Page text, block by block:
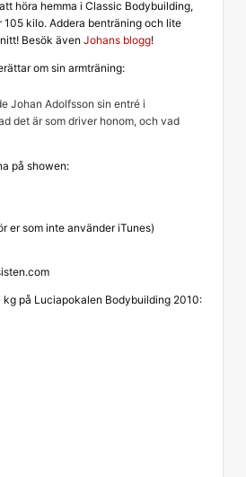
höra hemma i Classic Bodybuilding,
kilo. Addera benträning och lite
Besök även Johans blogg!
om sin armträning:
Johan Adolfsson sin entré i
det är som driver honom, och vad
på showen:
er som inte använder iTunes)
på Luciapokalen Bodybuilding 2010: